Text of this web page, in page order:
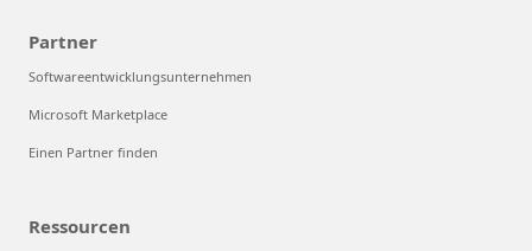
Partner
Softwareentwicklungsunternehmen
Microsoft Marketplace
Einen Partner finden
Ressourcen